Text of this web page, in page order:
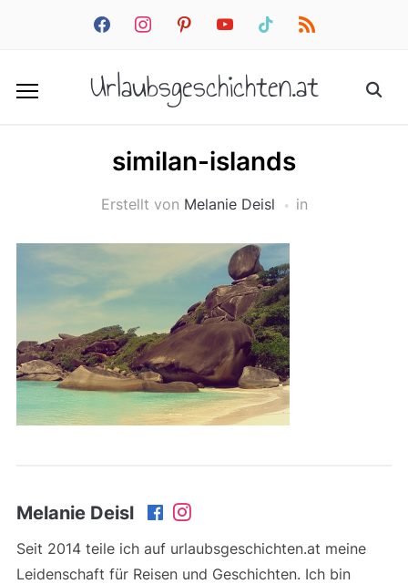
facebookinstagrampinterestyoutube tiktok rss
Urlaubsgeschichten.at
similan-islands
Erstellt von Melanie Deisl in
Melanie Deisl
Seit 2014 teile ich auf urlaubsgeschichten.at meine
Leidenschaft für Reisen und Geschichten. Ich bin